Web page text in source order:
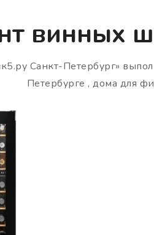
винных
Санкт-Петербург»
Петербурге , дома для